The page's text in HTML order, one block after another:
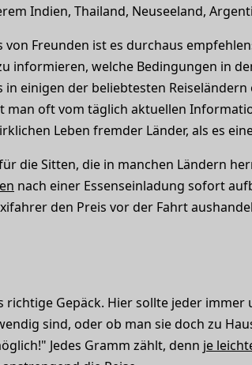
Indien, Thailand, Neuseeland,
Freunden ist es durchaus
informieren, welche Bedingungen in
in einigen der beliebtesten
man oft vom täglich aktuellen
Leben fremder Länder, als es
die Sitten, die in manchen Ländern
nach einer Essenseinladung sofort
den Preis vor der Fahrt
richtige Gepäck. Hier sollte jeder
sind, oder ob man sie doch zu
Jedes Gramm zählt, denn je